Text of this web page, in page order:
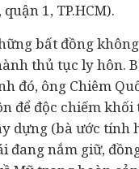
1, TP.HCM).
bất đồng
thủ tục ly hôn.
đó, ông Chiêm
để độc chiếm khối
dựng (bà ước tính
đang nắm giữ,